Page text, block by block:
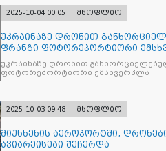
2025-10-04 00:05 მსოფლიო
უკრაინაზე დრონით
ფრანგი ფოტორეპორტიორი
უკრაინაზე დრონით
ფოტორეპორტიორი ემსხვერპლა
2025-10-03 09:48 მსოფლიო
მიუნხენის აეროპორტში,
ავიარეისები შეჩერდა